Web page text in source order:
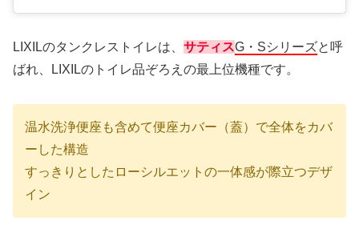
LIXILのタンクレストイレは、 サティスG・Sシリーズと呼
ばれ、LIXILのトイレ品ぞろえの最上位機種です。
温水洗浄便座も含めて便座カバー（蓋）で全体をカバ
ーした構造
すっきりとしたローシルエットの一体感が際立つデザ
イン